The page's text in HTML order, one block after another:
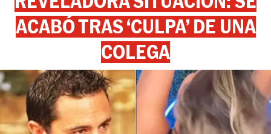
ACABÓ TRAS ‘CULPA’ DE UNA
COLEGA